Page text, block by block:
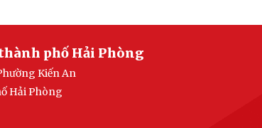
phố Hải Phòng
Kiến An
Hải Phòng